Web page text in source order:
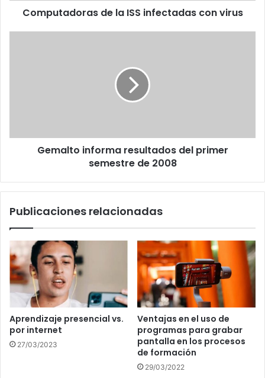
Computadoras de la ISS infectadas con virus
Gemalto informa resultados del primer
semestre de 2008
Publicaciones relacionadas
Aprendizaje presencial vs.
por internet
27/03/2023
Ventajas en el uso de
programas para grabar
pantalla en los procesos
de formación
29/03/2022